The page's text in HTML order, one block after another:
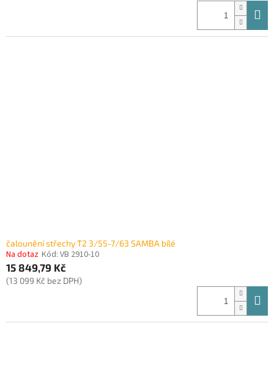
čalounění střechy T2 3/55-7/63 SAMBA bílé
Na dotaz Kód: VB 2910-10
15 849,79 Kč
(13 099 Kč bez DPH)